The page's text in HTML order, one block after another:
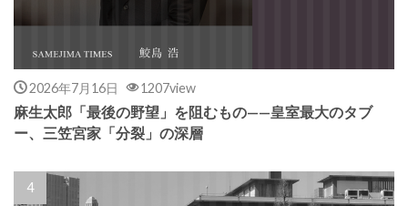
2026年7月16日 1207view
麻生太郎「最後の野望」を阻むもの——皇室最大のタブ
ー、三笠宮家「分裂」の深層